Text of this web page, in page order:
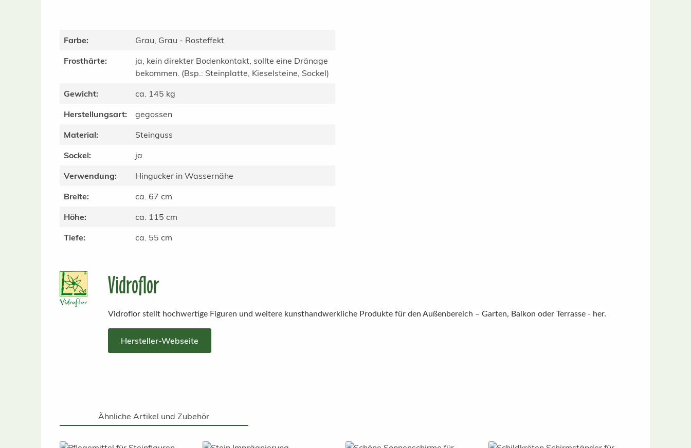
Farbe:
Grau, Grau - Rosteffekt
Frosthärte:
ja, kein direkter Bodenkontakt, sollte eine Dränage
bekommen. (Bsp.: Steinplatte, Kieselsteine, Sockel)
Gewicht:
ca. 145 kg
Herstellungsart:
gegossen
Material:
Steinguss
Sockel:
ja
Verwendung:
Hingucker in Wassernähe
Breite:
ca. 67 cm
Höhe:
ca. 115 cm
Tiefe:
ca. 55 cm
Vidroflor
Vidroflor stellt hochwertige Figuren und weitere kunsthandwerkliche Produkte für den Außenbereich – Garten, Balkon oder Terrasse - her.
Hersteller-Webseite
Ähnliche Artikel und Zubehör